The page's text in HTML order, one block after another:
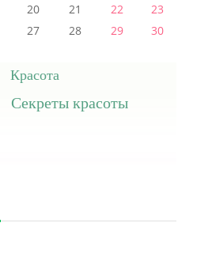
20 21 22
23
27 28 29
30
Красота
Секреты красоты